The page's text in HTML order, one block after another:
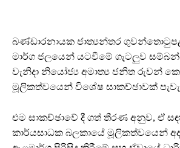
බණ්ඩාරනායක ජාත්‍යන්තර
මාර්ග ජලයෙන් යටවීමේ ගැටලුව
වැනිදා නියෝජ්‍ය අමාත්‍ය ජනිත රුවන්
මූලිකත්වයෙන් විශේෂ සාකච්ඡාවක්
එම සාකච්ඡාවේ දී ගත් තීරණ අනුව, ඒ
කාර්යසාධක බලකායේ මූලිකත්වයෙන් අද